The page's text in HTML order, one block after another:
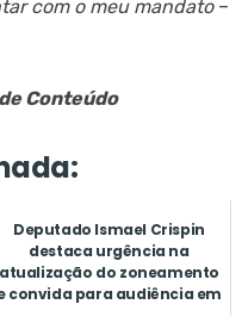
com o meu mandato–
Conteúdo
Deputado Ismael Crispin
destaca urgência na
atualização do zoneamento
convida para audiência em